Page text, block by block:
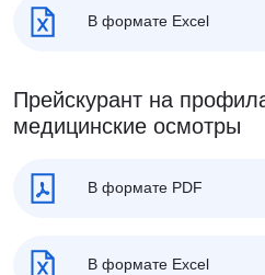
В формате Excel
Прейскурант на
медицинские осмотры
В формате PDF
В формате Excel